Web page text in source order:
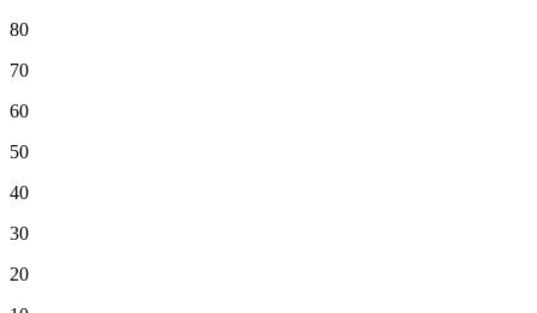
80
70
60
50
40
30
20